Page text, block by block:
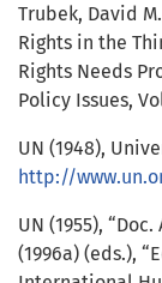
Trubek, David
Rights in the
Rights Needs
Policy Issues,
UN (1948),
http://
UN (1955),
(1996a) (eds.),